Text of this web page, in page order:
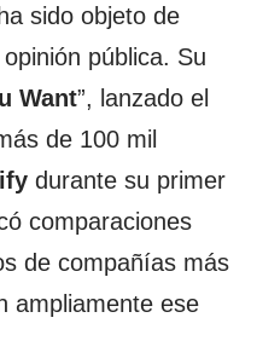
sido objeto de
pública. Su
Want”, lanzado el
de 100 mil
durante su primer
comparaciones
de compañías más
ampliamente ese